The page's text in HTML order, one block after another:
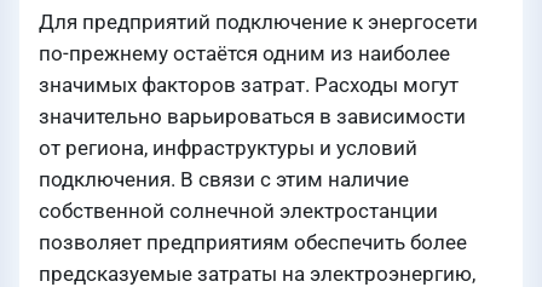
Для предприятий подключение к энергосети
по-прежнему остаётся одним из наиболее
значимых факторов затрат. Расходы могут
значительно варьироваться в зависимости
от региона, инфраструктуры и условий
подключения. В связи с этим наличие
собственной солнечной электростанции
позволяет предприятиям обеспечить более
предсказуемые затраты на электроэнергию,